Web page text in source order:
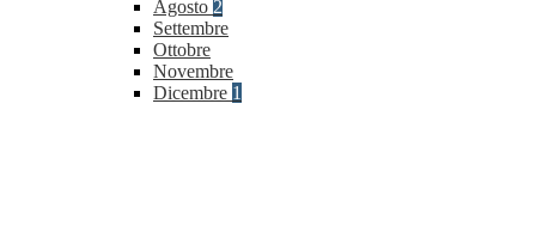
Agosto 2
Settembre
Ottobre
Novembre
Dicembre 1